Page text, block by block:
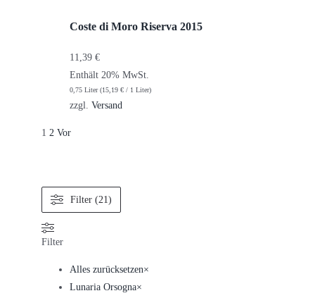
Coste di Moro Riserva 2015
11,39€
Enthält 20% MwSt.
0,75 Liter (15,19€ / 1 Liter)
zzgl.Versand
1 2 Vor
Filter (21)
Filter
Alles zurücksetzen×
Lunaria Orsogna×